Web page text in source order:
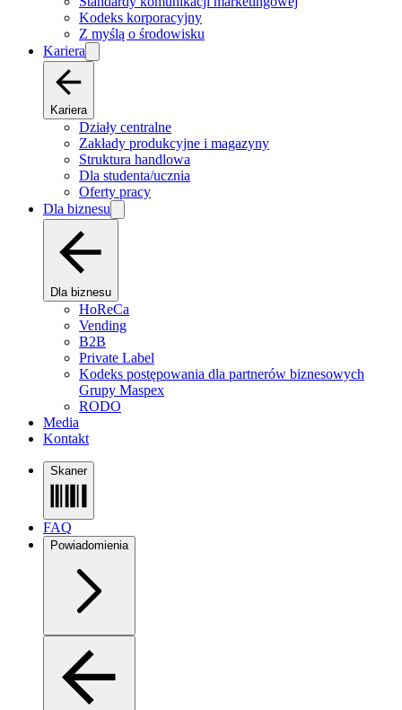
Kodeks korporacyjny
Z myślą o środowisku
Kariera
Kariera
Działy centralne
Zakłady produkcyjne i magazyny
Struktura handlowa
Dla studenta/ucznia
Oferty pracy
Dla biznesu
Dla biznesu
HoReCa
Vending
B2B
Private Label
Kodeks postępowania dla partnerów biznesowych
Grupy Maspex
RODO
Media
Kontakt
Skaner
FAQ
Powiadomienia